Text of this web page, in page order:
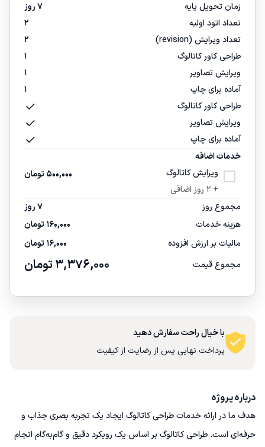
زمان تحویل پایه
7 روز
تعداد اتود اولیه
2
تعداد ویرایش (revision)
2
طراحی کاور کاتالوگ
1
ویرایش تصاویر
1
آماده برای چاپ
1
طراحی کاور کاتالوگ
ویرایش تصاویر
آماده برای چاپ
خدمات اضافه
ویرایش کاتالوگ
+ 2 روز اضافی
500,000 تومان
مجموع روز
7 روز
هزینه خدمات
160,000 تومان
مالیات بر ارزش افزوده
16,000 تومان
مجموع قیمت
3,376,000تومان
با خیال راحت سفارش دهید
پرداخت نهایی پس از رضایت از کیفیت
درباره پروژه
هدف ما در ارائه خدمات طراحی کاتالوگ ایجاد یک تجربه بصری جذاب و
حرفه‌ای است. طراحی کاتالوگ بر اساس یک رویکرد دقیق و گام‌به‌گام انجام